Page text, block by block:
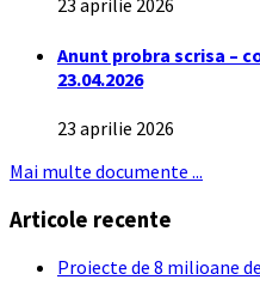
23 aprilie 2026
Anunt probra scrisa –
23.04.2026
23 aprilie 2026
Mai multe documente ...
Articole recente
Proiecte de 8 milioane